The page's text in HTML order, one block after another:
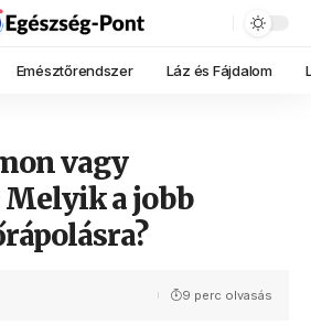
Emésztőrendszer Láz és Fájdalom
vagy
a jobb
9 perc olvasás